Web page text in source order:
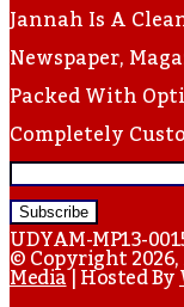
Jannah Is A
Newspaper,
Packed With
Completely
Enter
Your
Email
Address
UDYAM-MP13-
© Copyright
Media| Hosted By